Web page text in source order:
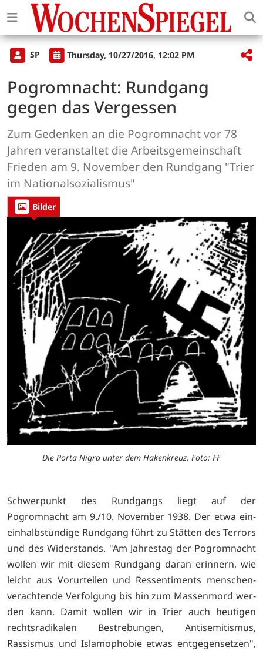
SP Thursday, 10/27/2016, 12:02 PM
Pogromnacht: Rundgang
gegen das Vergessen
Zum Gedenken an die Pogromnacht vor 78
Jahren veranstaltet die Arbeits­gemeinschaft
Frieden am 9. November den Rundgang "Trier
im National­sozialismus"
Bilder
Die Porta Nigra unter dem Hakenkreuz. Foto: FF
Schwerpunkt des Rundgangs liegt auf der
Pogromnacht am 9./10. November 1938. Der etwa ein­
einhalbstündige Rundgang führt zu Stätten des Terrors
und des Wider­stands. "Am Jahrestag der Pogromnacht
wollen wir mit diesem Rundgang daran er­in­nern, wie
leicht aus Vorurteilen und Ressen­timents menschen­
verachtende Ver­folgung bis hin zum Massenmord wer­
den kann. Damit wollen wir in Trier auch heuti­gen
rechts­radikalen Bestrebungen, Antisemitismus,
Rassismus und Islamo­phobie et­was ent­ge­gen­setzen",